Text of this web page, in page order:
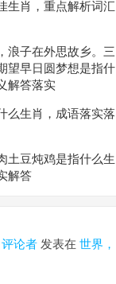
生肖，重点解析词汇
浪子在外思故乡。三
望早日圆梦想是指什
解答落实
么生肖，成语落实落
土豆炖鸡是指什么生
解答
论者 发表在 世界，